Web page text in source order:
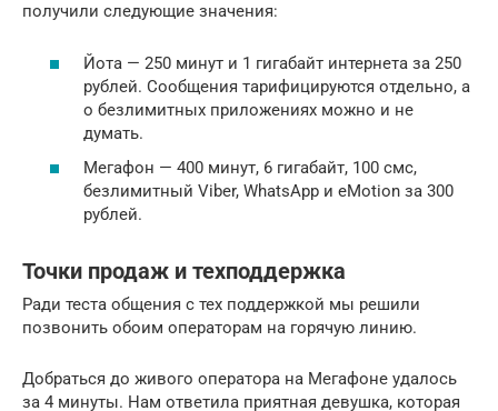
получили следующие значения:
Йота — 250 минут и 1 гигабайт интернета за 250
рублей. Сообщения тарифицируются отдельно, а
о безлимитных приложениях можно и не
думать.
Мегафон — 400 минут, 6 гигабайт, 100 смс,
безлимитный Viber, WhatsApp и eMotion за 300
рублей.
Точки продаж и техподдержка
Ради теста общения с тех поддержкой мы решили
позвонить обоим операторам на горячую линию.
Добраться до живого оператора на Мегафоне удалось
за 4 минуты. Нам ответила приятная девушка, которая